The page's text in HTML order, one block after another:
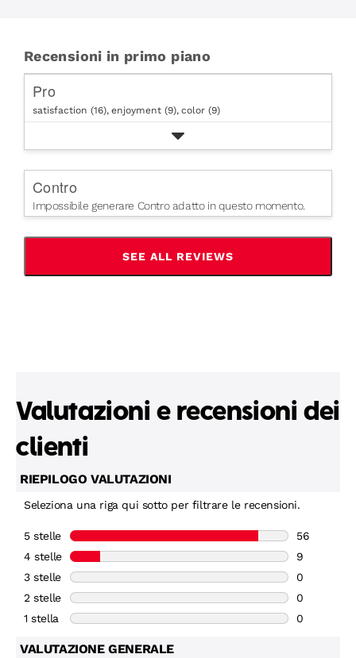
Recensioni in primo piano
Pro
satisfaction (16), enjoyment (9), color (9)
Contro
Impossibile generare Contro adatto in questo momento.
SEE ALL REVIEWS
CLICK
TO